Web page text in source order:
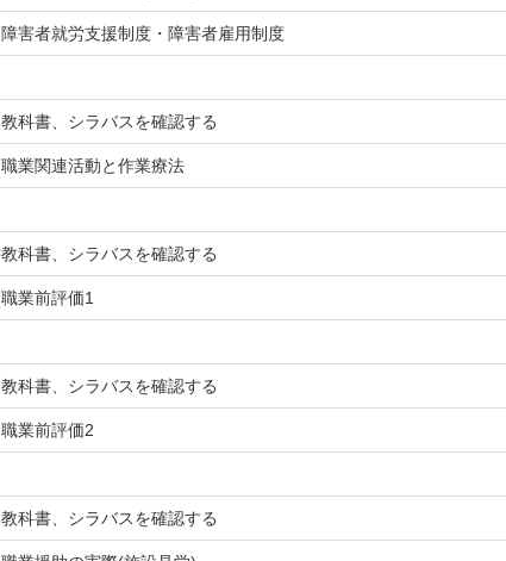
障害者就労支援制度・障害者雇用制度
教科書、シラバスを確認する
職業関連活動と作業療法
教科書、シラバスを確認する
職業前評価1
教科書、シラバスを確認する
職業前評価2
教科書、シラバスを確認する